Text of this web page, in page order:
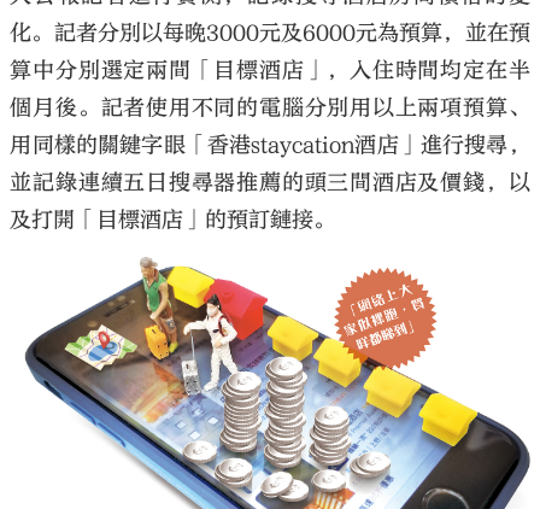
化。記者分別以每晚3000元及6000元為預算，並在預
算中分別選定兩間「目標酒店」，入住時間均定在半
個月後。記者使用不同的電腦分別用以上兩項預算、
用同樣的關鍵字眼「香港staycation酒店」進行搜尋，
並記錄連續五日搜尋器推薦的頭三間酒店及價錢，以
及打開「目標酒店」的預訂鏈接。